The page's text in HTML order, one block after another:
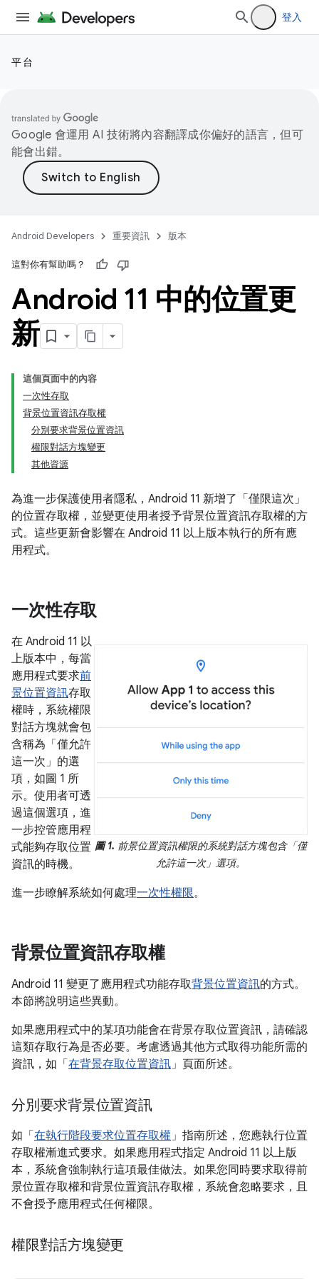
登入
平台
Google 會運用 AI 技術將內容翻譯成你偏好的語言，但可
能會出錯。
Android Developers 重要資訊 版本
這對你有幫助嗎？
Android 11 中的位置更
新
這個頁面中的內容
一次性存取
背景位置資訊存取權
分別要求背景位置資訊
權限對話方塊變更
其他資源
為進一步保護使用者隱私，Android 11 新增了「僅限這次」
的位置存取權，並變更使用者授予背景位置資訊存取權的方
式。這些更新會影響在 Android 11 以上版本執行的所有應
用程式。
一次性存取
圖 1. 前景位置資訊權限的系統對話方塊包含「僅
允許這一次」 選項。
在 Android 11 以
上版本中，每當
應用程式要求前
景位置資訊存取
權時，系統權限
對話方塊就會包
含稱為「僅允許
這一次」 的選
項，如圖 1 所
示。使用者可透
過這個選項，進
一步控管應用程
式能夠存取位置
資訊的時機。
進一步瞭解系統如何處理一次性權限。
背景位置資訊存取權
Android 11 變更了應用程式功能存取背景位置資訊的方式。
本節將說明這些異動。
如果應用程式中的某項功能會在背景存取位置資訊，請確認
這類存取行為是否必要。考慮透過其他方式取得功能所需的
資訊，如「 在背景存取位置資訊」頁面所述。
分別要求背景位置資訊
如「 在執行階段要求位置存取權」指南所述，您應執行位置
存取權漸進式要求。如果應用程式指定 Android 11 以上版
本，系統會強制執行這項最佳做法。如果您同時要求取得前
景位置存取權和背景位置資訊存取權，系統會忽略要求，且
不會授予應用程式任何權限。
權限對話方塊變更